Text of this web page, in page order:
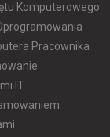
Komputerowego
Pracownika
IT